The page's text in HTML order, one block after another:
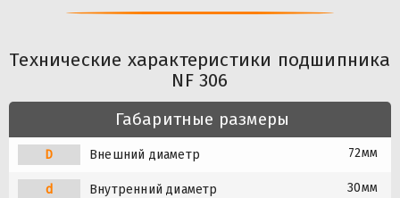
Технические характеристики подшипника
NF 306
Габаритные размеры
D Внешний диаметр 72мм
d Внутренний диаметр 30мм